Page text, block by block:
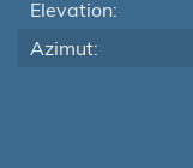
Elevation:
Azimut: